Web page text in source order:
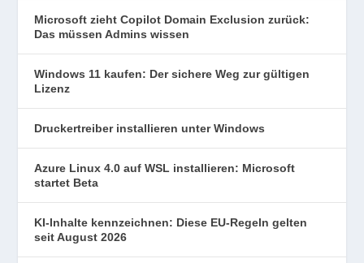
Microsoft zieht Copilot Domain Exclusion zurück:
Das müssen Admins wissen
Windows 11 kaufen: Der sichere Weg zur gültigen
Lizenz
Druckertreiber installieren unter Windows
Azure Linux 4.0 auf WSL installieren: Microsoft
startet Beta
KI-Inhalte kennzeichnen: Diese EU-Regeln gelten
seit August 2026